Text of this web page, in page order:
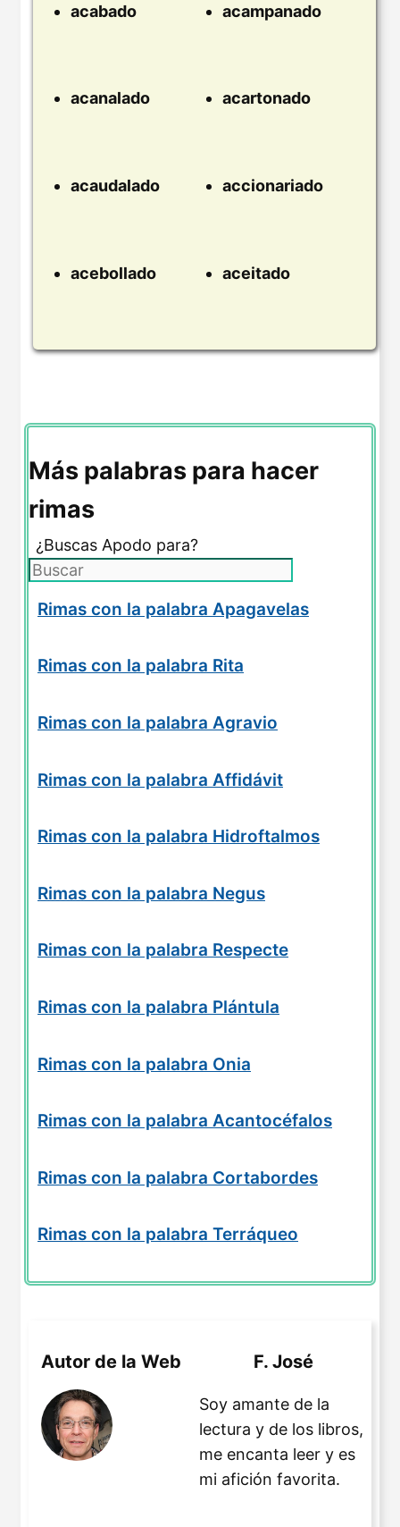
acabado acampanado
acanalado acartonado
acaudalado accionariado
acebollado aceitado
Más palabras para hacer
rimas
¿Buscas Apodo para?
Rimas con la palabra Apagavelas
Rimas con la palabra Rita
Rimas con la palabra Agravio
Rimas con la palabra Affidávit
Rimas con la palabra Hidroftalmos
Rimas con la palabra Negus
Rimas con la palabra Respecte
Rimas con la palabra Plántula
Rimas con la palabra Onia
Rimas con la palabra Acantocéfalos
Rimas con la palabra Cortabordes
Rimas con la palabra Terráqueo
Autor de la Web F. José
Soy amante de la
lectura y de los libros,
me encanta leer y es
mi afición favorita.